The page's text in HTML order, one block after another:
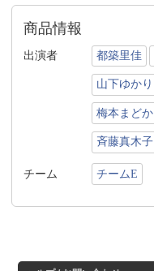
商品情報
出演者 都築里佳
山下ゆかり
梅本まどか
斉藤真木子
チーム チームE